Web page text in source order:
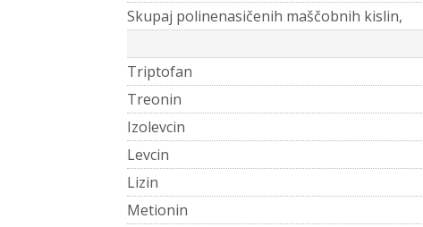
Skupaj polinenasičenih maščobnih kislin,
Triptofan
Treonin
Izolevcin
Levcin
Lizin
Metionin